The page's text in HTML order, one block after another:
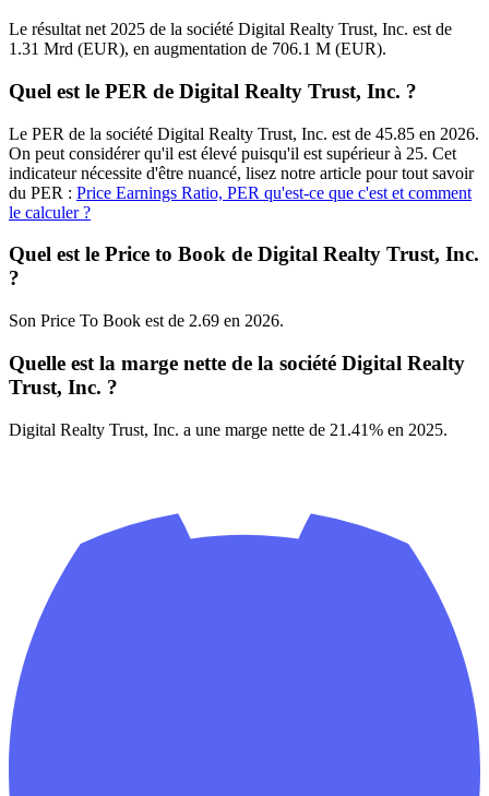
Le résultat net 2025 de la société Digital Realty Trust, Inc. est de
1.31 Mrd (EUR), en augmentation de 706.1 M (EUR).
Quel est le PER de Digital Realty Trust, Inc. ?
Le PER de la société Digital Realty Trust, Inc. est de 45.85 en 2026.
On peut considérer qu'il est élevé puisqu'il est supérieur à 25. Cet
indicateur nécessite d'être nuancé, lisez notre article pour tout savoir
du PER : Price Earnings Ratio, PER qu'est-ce que c'est et comment
le calculer ?
Quel est le Price to Book de Digital Realty Trust, Inc.
?
Son Price To Book est de 2.69 en 2026.
Quelle est la marge nette de la société Digital Realty
Trust, Inc. ?
Digital Realty Trust, Inc. a une marge nette de 21.41% en 2025.